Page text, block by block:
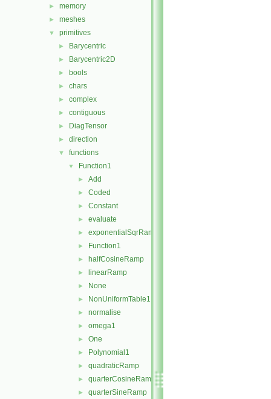
► memory
► meshes
▼ primitives
► Barycentric
► Barycentric2D
► bools
► chars
► complex
► contiguous
► DiagTensor
► direction
▼ functions
▼ Function1
► Add
► Coded
► Constant
► evaluate
► exponentialSqrRamp
► Function1
► halfCosineRamp
► linearRamp
► None
► NonUniformTable1
► normalise
► omega1
► One
► Polynomial1
► quadraticRamp
► quarterCosineRamp
► quarterSineRamp